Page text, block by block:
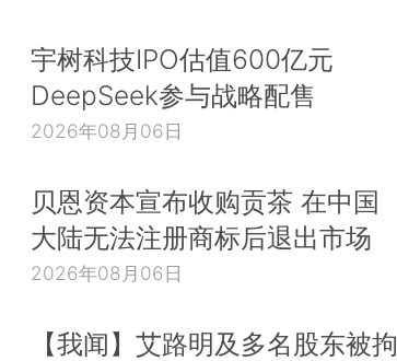
宇树科技IPO估值600亿元
DeepSeek参与战略配售
2026年08月06日
贝恩资本宣布收购贡茶 在中国
大陆无法注册商标后退出市场
2026年08月06日
【我闻】艾路明及多名股东被拘